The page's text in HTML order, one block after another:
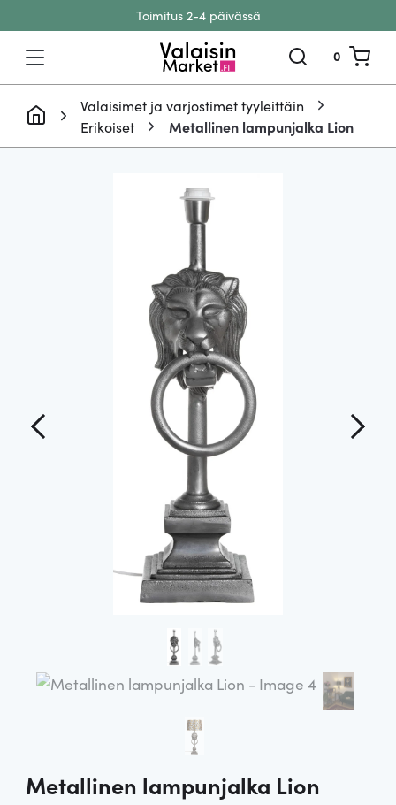
Toimitus 2-4 päivässä
Siirry sisältöön 0
Valaisimet ja varjostimet tyyleittäin
Erikoiset
Metallinen lampunjalka Lion
Metallinen lampunjalka Lion